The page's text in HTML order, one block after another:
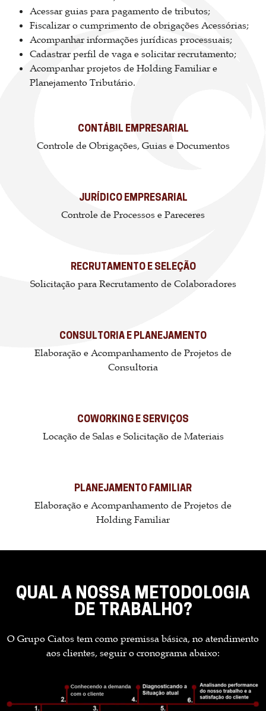
Acessar guias para pagamento de tributos;
Fiscalizar o cumprimento de obrigações Acessórias;
Acompanhar informações jurídicas processuais;
Cadastrar perfil de vaga e solicitar recrutamento;
Acompanhar projetos de Holding Familiar e
Planejamento Tributário.
CONTÁBIL EMPRESARIAL
Controle de Obrigações, Guias e Documentos
JURÍDICO EMPRESARIAL
Controle de Processos e Pareceres
RECRUTAMENTO E SELEÇÃO
Solicitação para Recrutamento de Colaboradores
CONSULTORIA E PLANEJAMENTO
Elaboração e Acompanhamento de Projetos de
Consultoria
COWORKING E SERVIÇOS
Locação de Salas e Solicitação de Materiais
PLANEJAMENTO FAMILIAR
Elaboração e Acompanhamento de Projetos de
Holding Familiar
QUAL A NOSSA METODOLOGIA
DE TRABALHO?
O Grupo Ciatos tem como premissa básica, no atendimento
aos clientes, seguir o cronograma abaixo: